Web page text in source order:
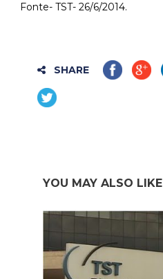
Fonte- TST- 26/6/2014.
SHARE
YOU MAY ALSO LIKE